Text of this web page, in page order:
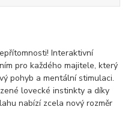
Interaktivní
pro každého majitele, který
pohyb a mentální stimulaci.
lovecké instinkty a díky
nabízí zcela nový rozměr